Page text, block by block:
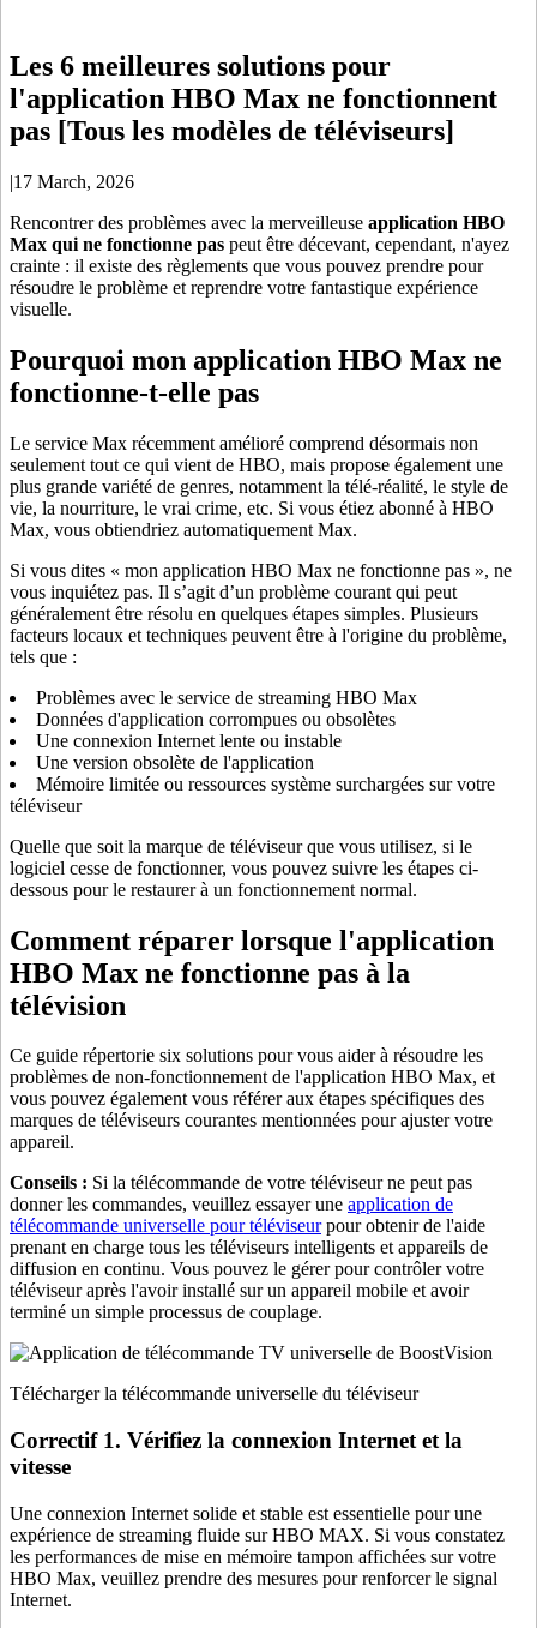
Les 6 meilleures solutions pour
l'application HBO Max ne fonctionnent
pas [Tous les modèles de téléviseurs]
|17 March, 2026
Rencontrer des problèmes avec la merveilleuse application HBO
Max qui ne fonctionne pas peut être décevant, cependant, n'ayez
crainte : il existe des règlements que vous pouvez prendre pour
résoudre le problème et reprendre votre fantastique expérience
visuelle.
Pourquoi mon application HBO Max ne
fonctionne-t-elle pas
Le service Max récemment amélioré comprend désormais non
seulement tout ce qui vient de HBO, mais propose également une
plus grande variété de genres, notamment la télé-réalité, le style de
vie, la nourriture, le vrai crime, etc. Si vous étiez abonné à HBO
Max, vous obtiendriez automatiquement Max.
Si vous dites « mon application HBO Max ne fonctionne pas », ne
vous inquiétez pas. Il s’agit d’un problème courant qui peut
généralement être résolu en quelques étapes simples. Plusieurs
facteurs locaux et techniques peuvent être à l'origine du problème,
tels que :
Problèmes avec le service de streaming HBO Max
Données d'application corrompues ou obsolètes
Une connexion Internet lente ou instable
Une version obsolète de l'application
Mémoire limitée ou ressources système surchargées sur votre
téléviseur
Quelle que soit la marque de téléviseur que vous utilisez, si le
logiciel cesse de fonctionner, vous pouvez suivre les étapes ci-
dessous pour le restaurer à un fonctionnement normal.
Comment réparer lorsque l'application
HBO Max ne fonctionne pas à la
télévision
Ce guide répertorie six solutions pour vous aider à résoudre les
problèmes de non-fonctionnement de l'application HBO Max, et
vous pouvez également vous référer aux étapes spécifiques des
marques de téléviseurs courantes mentionnées pour ajuster votre
appareil.
Conseils : Si la télécommande de votre téléviseur ne peut pas
donner les commandes, veuillez essayer une application de
télécommande universelle pour téléviseurpour obtenir de l'aide
prenant en charge tous les téléviseurs intelligents et appareils de
diffusion en continu. Vous pouvez le gérer pour contrôler votre
téléviseur après l'avoir installé sur un appareil mobile et avoir
terminé un simple processus de couplage.
Télécharger la télécommande universelle du téléviseur
Correctif 1. Vérifiez la connexion Internet et la
vitesse
Une connexion Internet solide et stable est essentielle pour une
expérience de streaming fluide sur HBO MAX. Si vous constatez
les performances de mise en mémoire tampon affichées sur votre
HBO Max, veuillez prendre des mesures pour renforcer le signal
Internet.